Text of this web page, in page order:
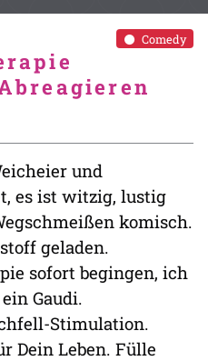
Comedy
und
es ist witzig, lustig
komisch.
geladen.
sofort begingen, ich
Gaudi.
Stimulation.
Dein Leben. Fülle